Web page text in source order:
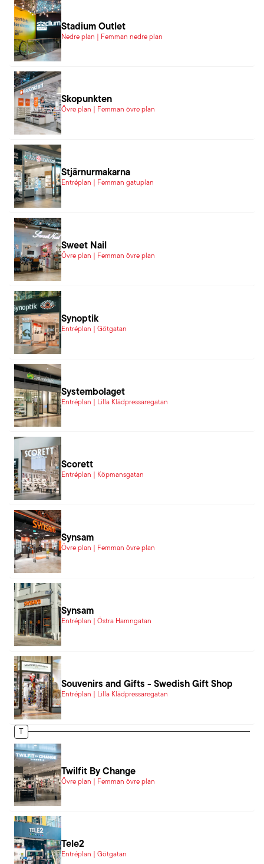
Stadium Outlet
Nedre plan | Femman nedre plan
Skopunkten
Övre plan | Femman övre plan
Stjärnurmakarna
Entréplan | Femman gatuplan
Sweet Nail
Övre plan | Femman övre plan
Synoptik
Entréplan | Götgatan
Systembolaget
Entréplan | Lilla Klädpressaregatan
Scorett
Entréplan | Köpmansgatan
Synsam
Övre plan | Femman övre plan
Synsam
Entréplan | Östra Hamngatan
Souvenirs and Gifts - Swedish Gift Shop
Entréplan | Lilla Klädpressaregatan
T
Twilfit By Change
Övre plan | Femman övre plan
Tele2
Entréplan | Götgatan